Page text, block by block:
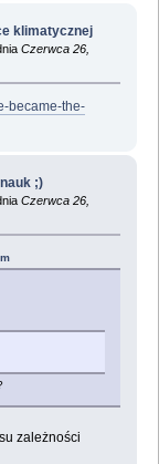
klimatycznej
Czerwca 26,
became-the-
;)
Czerwca 26,
zależności